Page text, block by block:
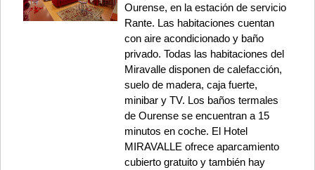
Ourense, en la estación de servicio
Rante. Las habitaciones cuentan
con aire acondicionado y baño
privado. Todas las habitaciones del
Miravalle disponen de calefacción,
suelo de madera, caja fuerte,
minibar y TV. Los baños termales
de Ourense se encuentran a 15
minutos en coche. El Hotel
MIRAVALLE ofrece aparcamiento
cubierto gratuito y también hay